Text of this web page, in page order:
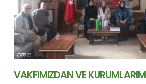
VAKFIMIZDAN VE